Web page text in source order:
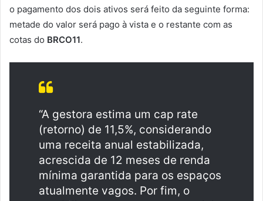
o pagamento dos dois ativos será feito da seguinte forma:
metade do valor será pago à vista e o restante com as
cotas do BRCO11.
“A gestora estima um cap rate
(retorno) de 11,5%, considerando
uma receita anual estabilizada,
acrescida de 12 meses de renda
mínima garantida para os espaços
atualmente vagos. Por fim, o